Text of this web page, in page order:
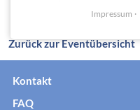
Zurück zur Eventübersicht
Kontakt
FAQ
Impressum